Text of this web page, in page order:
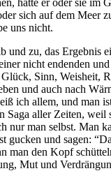
sich auf dem Meer
uns nicht.
und zu, das Ergebnis
nicht endenden
Glück, Sinn, Weisheit,
und auch nach
ich allem, und man
Saga aller Zeiten, weil
nur man selbst. Man
gucken und sagen:
man den Kopf
Mut und